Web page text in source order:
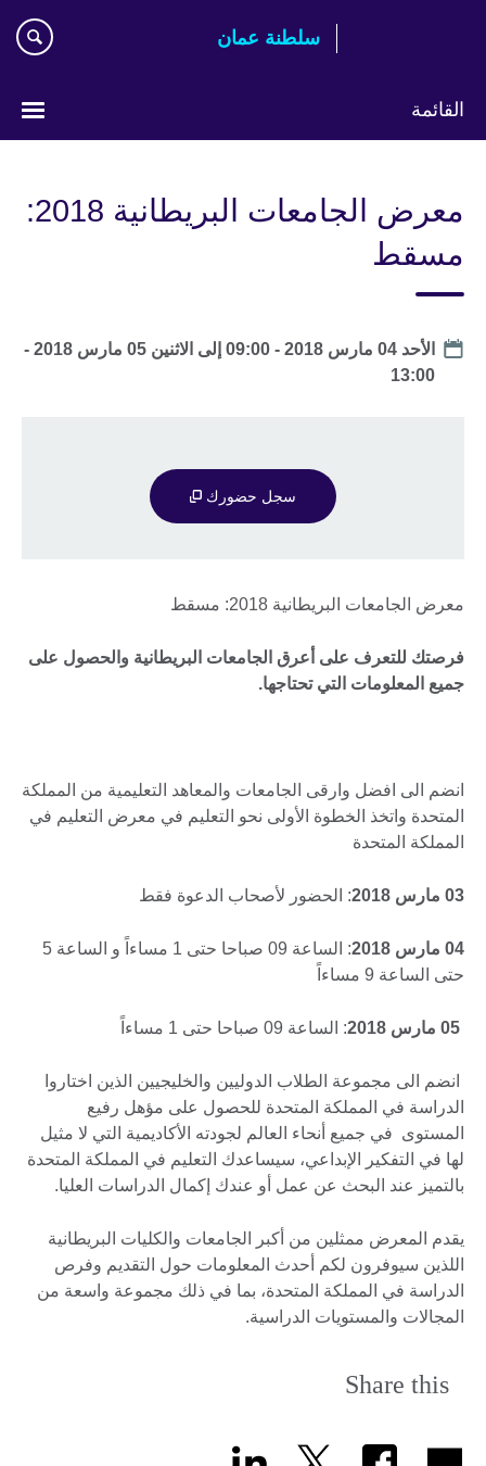
سلطنة عمان
القائمة
معرض الجامعات البريطانية 2018:
مسقط
Date
الأحد 04 مارس 2018 - 09:00 إلى
الاثنين 05 مارس 2018 -
13:00
سجل حضورك
معرض الجامعات البريطانية 2018: مسقط
فرصتك للتعرف على أعرق الجامعات البريطانية والحصول على
جميع المعلومات التي تحتاجها.
انضم الى افضل وارقى الجامعات والمعاهد التعليمية من المملكة
المتحدة واتخذ الخطوة الأولى نحو التعليم في معرض التعليم في
المملكة المتحدة
03 مارس 2018 : الحضور لأصحاب الدعوة فقط
04 مارس 2018
: الساعة 09 صباحا حتى 1 مساءاً و الساعة 5
حتى الساعة 9 مساءاً
05 مارس 2018 : الساعة 09 صباحا حتى 1 مساءاً
انضم الى مجموعة الطلاب الدوليين والخليجيين الذين اختاروا
الدراسة في المملكة المتحدة للحصول على مؤهل رفيع
المستوى في جميع أنحاء العالم لجودته الأكاديمية التي لا مثيل
لها في التفكير الإبداعي، سيساعدك التعليم في المملكة المتحدة
بالتميز عند البحث عن عمل أو عندك إكمال الدراسات العليا.
يقدم المعرض ممثلين من أكبر الجامعات والكليات البريطانية
اللذين سيوفرون لكم أحدث المعلومات حول التقديم وفرص
الدراسة في المملكة المتحدة، بما في ذلك مجموعة واسعة من
المجالات والمستويات الدراسية.
Share this